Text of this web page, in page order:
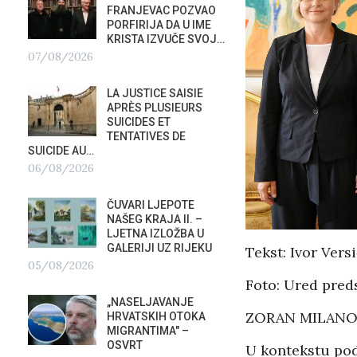
Tekst: Ivor
Foto: Ured
ZORAN
U kontekstu
FRANJEVAC POZVAO
PORFIRIJA DA U IME
KRISTA IZVUČE SVOJ…
07/08/2026
LA JUSTICE SAISIE
APRÈS PLUSIEURS
SUICIDES ET
TENTATIVES DE
SUICIDE AU…
06/08/2026
ČUVARI LJEPOTE
NAŠEG KRAJA II. –
LJETNA IZLOŽBA U
GALERIJI UZ RIJEKU
05/08/2026
„NASELJAVANJE
HRVATSKIH OTOKA
MIGRANTIMA″ –
OSVRT
ORKE
04/
FESTIVALA
02/08/2026
SU
U
02/08/2026
02/